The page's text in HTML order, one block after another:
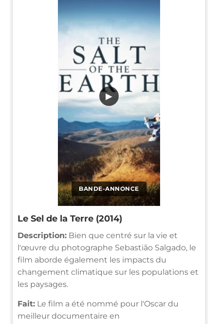
BANDE-ANNONCE
▶
Le Sel de la Terre (2014)
Description: Bien que centré sur la vie et
l'œuvre du photographe Sebastião Salgado, le
film aborde également les impacts du
changement climatique sur les populations et
les paysages.
Fait: Le film a été nommé pour l'Oscar du
meilleur documentaire en